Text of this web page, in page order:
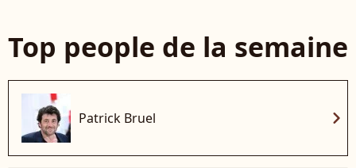
Top people de la semaine
Patrick Bruel chevron_right